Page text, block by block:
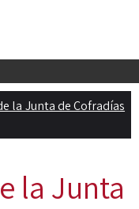
la Junta de Cofradías
la Junta